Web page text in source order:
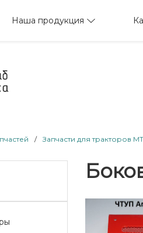
Наша продукция
/ Запчасти для тракторов